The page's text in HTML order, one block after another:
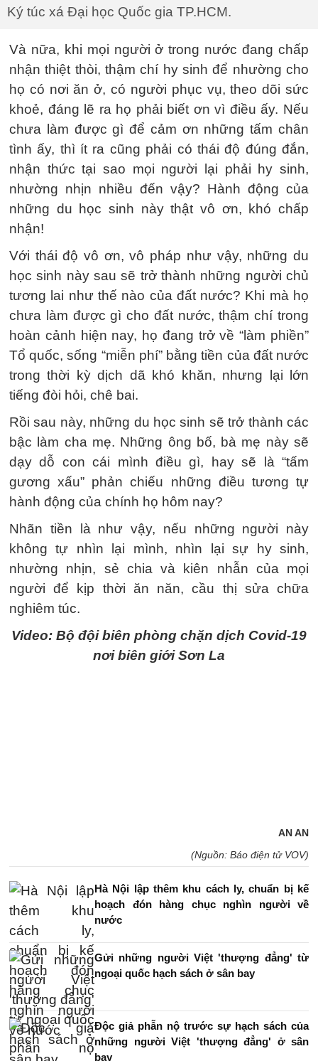
Ký túc xá Đại học Quốc gia TP.HCM.
Và nữa, khi mọi người ở trong nước đang chấp
nhận thiệt thòi, thậm chí hy sinh để nhường cho
họ có nơi ăn ở, có người phục vụ, theo dõi sức
khoẻ, đáng lẽ ra họ phải biết ơn vì điều ấy. Nếu
chưa làm được gì để cảm ơn những tấm chân
tình ấy, thì ít ra cũng phải có thái độ đúng đắn,
nhận thức tại sao mọi người lại phải hy sinh,
nhường nhịn nhiều đến vậy? Hành động của
những du học sinh này thật vô ơn, khó chấp
nhận!
Với thái độ vô ơn, vô pháp như vậy, những du
học sinh này sau sẽ trở thành những người chủ
tương lai như thế nào của đất nước? Khi mà họ
chưa làm được gì cho đất nước, thậm chí trong
hoàn cảnh hiện nay, họ đang trở về “làm phiền”
Tổ quốc, sống “miễn phí” bằng tiền của đất nước
trong thời kỳ dịch dã khó khăn, nhưng lại lớn
tiếng đòi hỏi, chê bai.
Rồi sau này, những du học sinh sẽ trở thành các
bậc làm cha mẹ. Những ông bố, bà mẹ này sẽ
dạy dỗ con cái mình điều gì, hay sẽ là “tấm
gương xấu” phản chiếu những điều tương tự
hành động của chính họ hôm nay?
Nhãn tiền là như vậy, nếu những người này
không tự nhìn lại mình, nhìn lại sự hy sinh,
nhường nhịn, sẻ chia và kiên nhẫn của mọi
người để kịp thời ăn năn, cầu thị sửa chữa
nghiêm túc.
Video: Bộ đội biên phòng chặn dịch Covid-19
nơi biên giới Sơn La
AN AN
(Nguồn: Báo điện tử VOV)
Hà Nội lập thêm khu cách ly, chuẩn bị kế
hoạch đón hàng chục nghìn người về
nước
Gửi những người Việt 'thượng đẳng' từ
ngoại quốc hạch sách ở sân bay
Độc giả phẫn nộ trước sự hạch sách của
những người Việt 'thượng đẳng' ở sân
bay